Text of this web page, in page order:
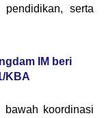
serta
IM beri
KBA
koordinasi